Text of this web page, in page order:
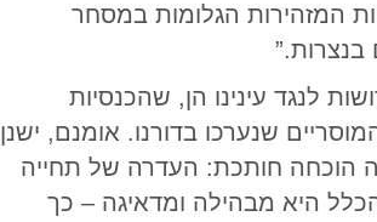
המזהירות הגלומות במסחר
לנגד עינינו הן, שהכנסיות
שנערכו בדורנו. אומנם, ישנן
הוכחה חותכת: העדרה של תחייה
היא מבהילה ומדאיגה – כך